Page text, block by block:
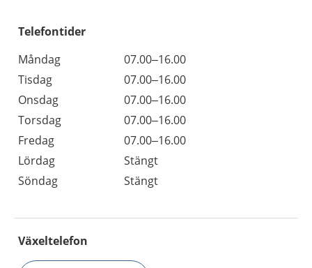
Telefontider
Måndag
07.00–16.00
Tisdag
07.00–16.00
Onsdag
07.00–16.00
Torsdag
07.00–16.00
Fredag
07.00–16.00
Lördag
Stängt
Söndag
Stängt
Växeltelefon